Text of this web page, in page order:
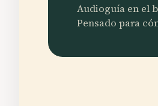
Audioguía en el
Pensado para